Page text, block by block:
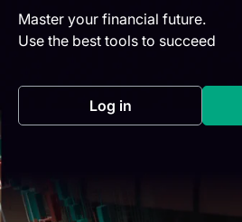
Master your financial future.
Use the best tools to succeed
Log in(opens in a new tab)